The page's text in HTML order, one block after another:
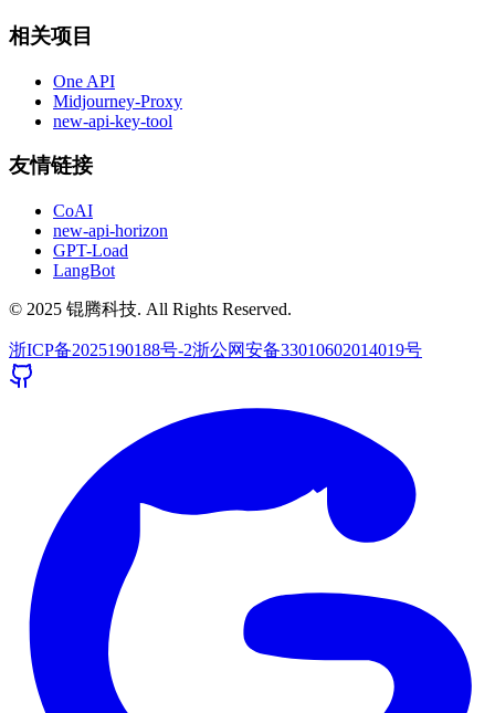
相关项目
One API
Midjourney-Proxy
new-api-key-tool
友情链接
CoAI
new-api-horizon
GPT-Load
LangBot
© 2025 锟腾科技. All Rights Reserved.
浙ICP备2025190188号-2浙公网安备33010602014019号